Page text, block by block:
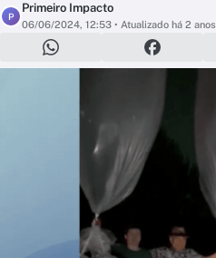
P
Primeiro Impacto
06/06/2024, 12:53 • Atualizado há 2 anos